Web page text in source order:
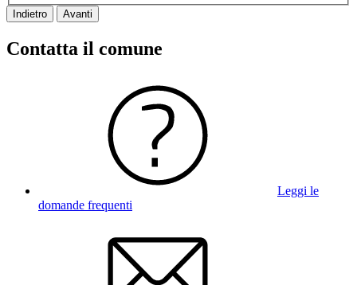
Indietro Avanti
Contatta il comune
Leggi le
domande frequenti